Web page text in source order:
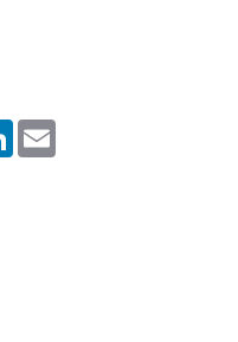
LinkedIn